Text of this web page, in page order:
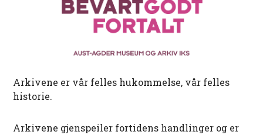
Arkivene er vår felles hukommelse, vår felles
historie.
Arkivene gjenspeiler fortidens handlinger og er